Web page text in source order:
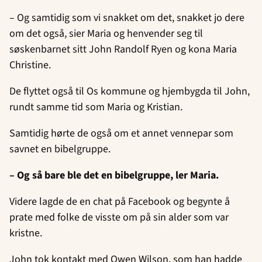
– Og samtidig som vi snakket om det, snakket jo dere
om det også, sier Maria og henvender seg til
søskenbarnet sitt John Randolf Ryen og kona Maria
Christine.
De flyttet også til Os kommune og hjembygda til John,
rundt samme tid som Maria og Kristian.
Samtidig hørte de også om et annet vennepar som
savnet en bibelgruppe.
– Og så bare ble det en bibelgruppe, ler Maria.
Videre lagde de en chat på Facebook og begynte å
prate med folke de visste om på sin alder som var
kristne.